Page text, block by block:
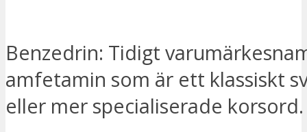
Benzedrin: Tidigt
amfetamin som är ett klassiskt
eller mer specialiserade korsord.